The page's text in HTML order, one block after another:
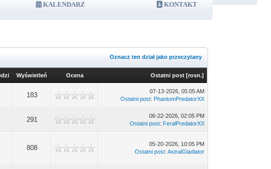
KALENDARZ KONTAKT
Oznacz ten dział jako przeczytany
Wyświetleń Ocena Ostatni post [rosn.]
183
07-13-2026, 05:05 AM
Ostatni post: PhantomPredatorXX
291
06-22-2026, 02:05 PM
Ostatni post: FeralPredatorXX
808
05-20-2026, 10:05 PM
Ostatni post: AstralGladiator